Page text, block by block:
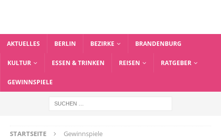
AKTUELLES BERLIN BEZIRKE BRANDENBURG
KULTUR ESSEN & TRINKEN REISEN RATGEBER
GEWINNSPIELE
STARTSEITE Gewinnspiele